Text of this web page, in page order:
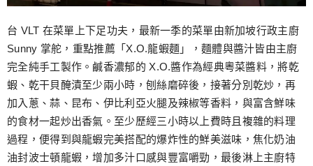
台 VLT 在菜單上下足功夫，最新一季的菜單由新加坡行政主廚
Sunny 掌舵，重點推薦「X.O.龍蝦麵」，麵體與醬汁皆由主廚
完全純手工製作。鹹香濃郁的 X.O.醬作為經典粵菜醬料，將乾
蝦、乾干貝醃漬至少兩小時，刨絲磨碎後，接著分別乾炒，再
加入蔥、蒜、昆布、伊比利亞火腿及辣椒等香料，與富含鮮味
的食材一起炒出香氣。至少歷經三小時以上費時且複雜的料理
過程，便得到與龍蝦完美搭配的爆炸性的鮮美滋味，焦化奶油
油封波士頓龍蝦，增加多汁口感與豐富嚼勁，最後淋上主廚特